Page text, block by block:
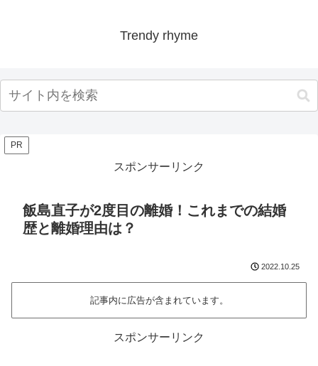
Trendy rhyme
PR
スポンサーリンク
飯島直子が2度目の離婚！これまでの結婚
歴と離婚理由は？
2022.10.25
記事内に広告が含まれています。
スポンサーリンク